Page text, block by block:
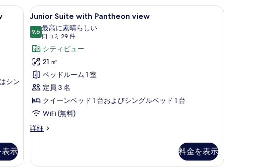
真
を
表
示
す
る
e
vista
Pantheon
の
細
and fountain view | 部屋からの景観
シン
表示
Junior
Suite
with
Pantheon
view
の
す
べ
て
の
写
を
Junior Suite with Pantheon view | 高級寝具
10
Junior Suite with Pantheon view
9.610 点中 9.6
最高に素晴らしい
口コミ 29 件
(口
コ
ミ
29
件)
シティビュー
21 ㎡
ベッドルーム 1 室
定員 3 名
クイーンベッド 1 台およびシングルベッド 1 台
WiFi (無料)
詳細
Junior
view
料金を表示